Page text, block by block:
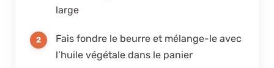
large
Fais fondre le beurre et mélange-le avec
l’huile végétale dans le panier